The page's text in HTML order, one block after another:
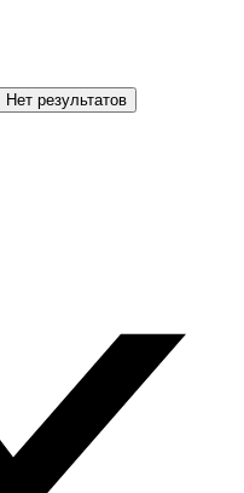
Нет результатов